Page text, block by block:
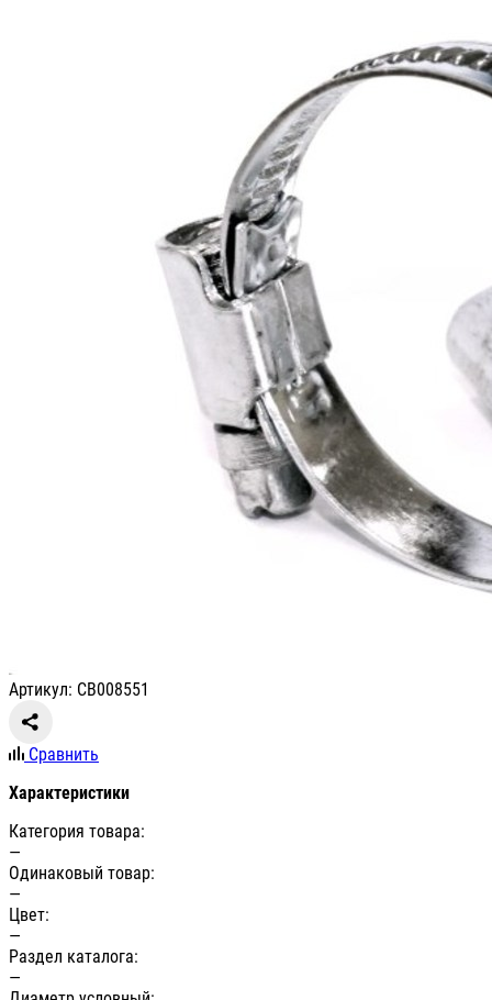
Артикул: СВ008551
Сравнить
Характеристики
Категория товара:
—
Одинаковый товар:
—
Цвет:
—
Раздел каталога:
—